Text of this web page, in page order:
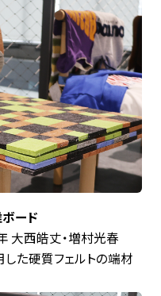
ード
大西皓丈・増村光春
た硬質フェルトの端材